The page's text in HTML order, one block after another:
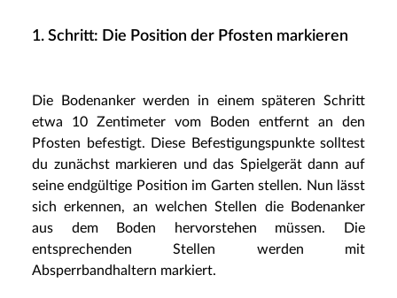
1. Schritt: Die Position der Pfosten markieren
Die Bodenanker werden in einem späteren Schritt
etwa 10 Zentimeter vom Boden entfernt an den
Pfosten befestigt. Diese Befestigungspunkte solltest
du zunächst markieren und das Spielgerät dann auf
seine endgültige Position im Garten stellen. Nun lässt
sich erkennen, an welchen Stellen die Bodenanker
aus dem Boden hervorstehen müssen. Die
entsprechenden Stellen werden mit
Absperrbandhaltern markiert.